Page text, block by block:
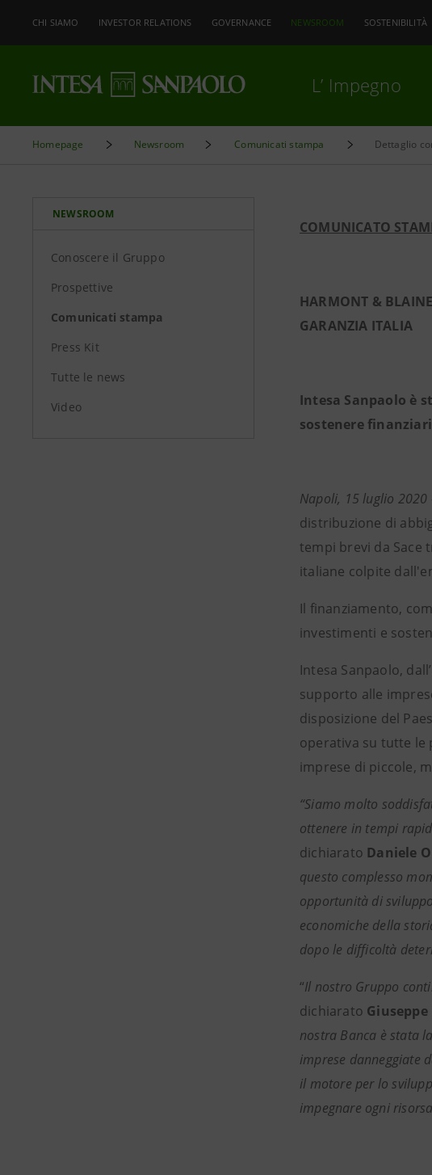
CHI SIAMO INVESTOR RELATIONS GOVERNANCE NEWSROOM SOSTENIBILITÀ
L’ Impegno
Homepage Newsroom Comunicati stampa Dettaglio
NEWSROOM
Conoscere il Gruppo
Prospettive
Comunicati stampa
Press Kit
Tutte le news
Video
COMUNICATO
HARMONT &
GARANZIA ITALIA
Intesa Sanpaolo è
sostenere
Napoli, 15 luglio 2020
distribuzione di
tempi brevi da Sace
italiane colpite
Il finanziamento,
investimenti e
Intesa Sanpaolo,
supporto alle
disposizione del
operativa su tutte le
imprese di piccole,
“Siamo molto
ottenere in tempi
dichiarato Daniele
questo complesso
opportunità di
economiche della
dopo le difficoltà
“Il nostro Gruppo
dichiarato
nostra Banca è stata
imprese danneggiate
il motore per lo
impegnare ogni